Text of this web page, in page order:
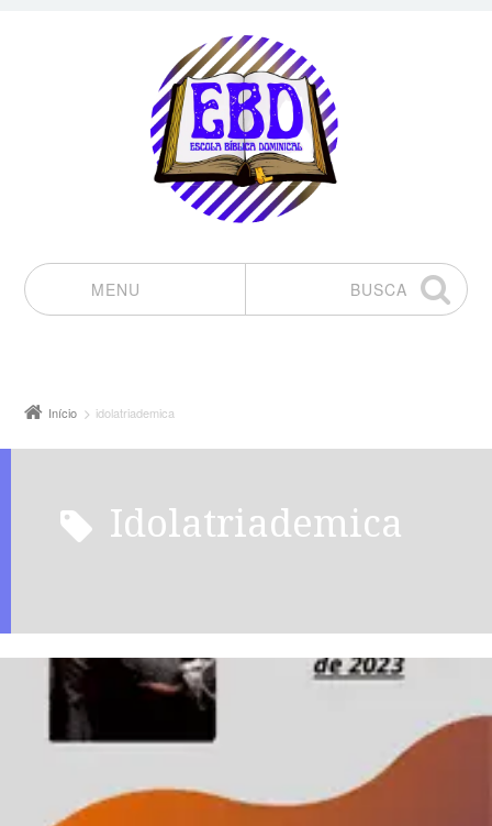
MENU
BUSCA
Início idolatriademica
idolatriademica